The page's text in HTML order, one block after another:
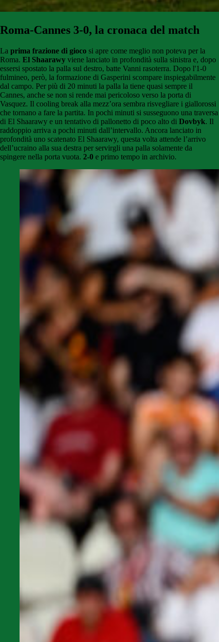
Roma-Cannes 3-0, la cronaca del match
La prima frazione di gioco si apre come meglio non poteva per la
Roma. El Shaarawy viene lanciato in profondità sulla sinistra e, dopo
essersi spostato la palla sul destro, batte Vanni rasoterra. Dopo l'1-0
fulmineo, però, la formazione di Gasperini scompare inspiegabilmente
dal campo. Per più di 20 minuti la palla la tiene quasi sempre il
Cannes, anche se non si rende mai pericoloso verso la porta di
Vasquez. Il cooling break alla mezz’ora sembra risvegliare i giallorossi
che tornano a fare la partita. In pochi minuti si susseguono una traversa
di El Shaarawy e un tentativo di pallonetto di poco alto di Dovbyk. Il
raddoppio arriva a pochi minuti dall’intervallo. Ancora lanciato in
profondità uno scatenato El Shaarawy, questa volta attende l’arrivo
dell’ucraino alla sua destra per servirgli una palla solamente da
spingere nella porta vuota. 2-0 e primo tempo in archivio.